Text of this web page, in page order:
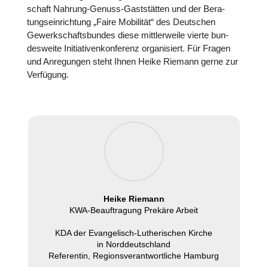
schaft Nahrung-Genuss-Gast­stät­ten und der Bera­
tungs­ein­rich­tung „Faire Mobi­li­tät“ des Deut­schen
Gewerk­schafts­bun­des diese mitt­ler­weile vierte bun­
des­weite Initia­ti­venkon­fe­renz orga­ni­siert. Für Fragen
und Anre­gun­gen steht Ihnen Heike Riemann gerne zur
Ver­fü­gung.
Heike Riemann
KWA-Beauf­tra­gung Prekäre Arbeit
KDA der Evan­ge­lisch-Luthe­ri­schen Kirche
in Nord­deutsch­land
Refe­ren­tin, Regi­ons­ver­ant­wort­li­che Hamburg